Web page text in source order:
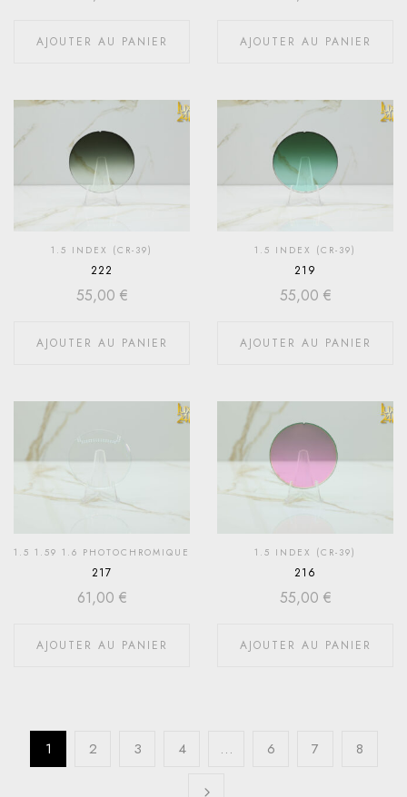
AJOUTER AU PANIER AJOUTER AU PANIER
1.5 INDEX (CR-39)
222
55,00 €
AJOUTER AU PANIER
1.5 INDEX (CR-39)
219
55,00 €
AJOUTER AU PANIER
1.5 1.59 1.6 PHOTOCHROMIQUE
217
61,00 €
AJOUTER AU PANIER
1.5 INDEX (CR-39)
216
55,00 €
AJOUTER AU PANIER
1 2 3 4 … 6 7 8